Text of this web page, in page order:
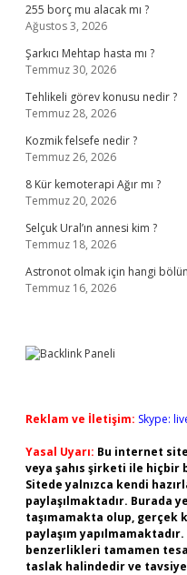
255 borç mu alacak mı ?
Ağustos 3, 2026
Şarkıcı Mehtap hasta mı ?
Temmuz 30, 2026
Tehlikeli görev konusu nedir ?
Temmuz 28, 2026
Kozmik felsefe nedir ?
Temmuz 26, 2026
8 Kür kemoterapi Ağır mı ?
Temmuz 20, 2026
Selçuk Ural’ın annesi kim ?
Temmuz 18, 2026
Astronot olmak için hangi
Temmuz 16, 2026
Reklam ve İletişim: Skype:
Yasal Uyarı: Bu internet
veya şahıs şirketi ile hiçbir
Sitede yalnızca kendi
paylaşılmaktadır. Burada
taşımamakta olup, gerçek
paylaşım
benzerlikleri tamamen
taslak halindedir ve